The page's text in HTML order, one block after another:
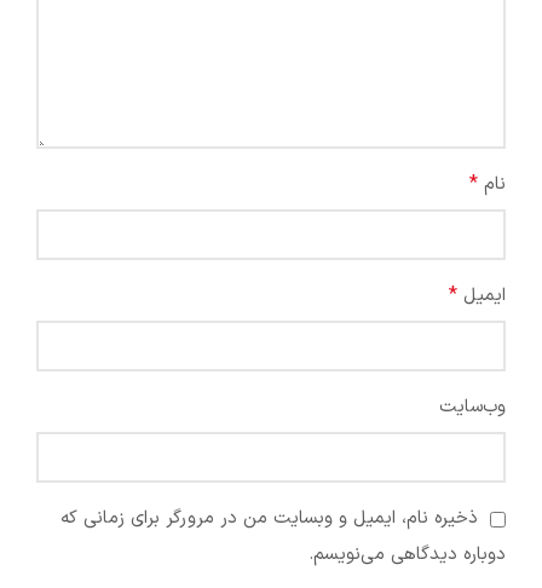
نام *
ایمیل *
وب‌سایت
ذخیره نام، ایمیل و وبسایت من در مرورگر برای زمانی که
دوباره دیدگاهی می‌نویسم.